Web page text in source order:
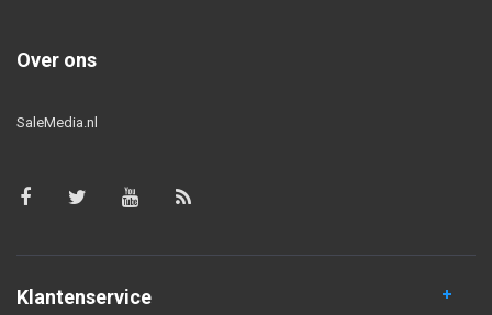
Over ons
SaleMedia.nl
Klantenservice